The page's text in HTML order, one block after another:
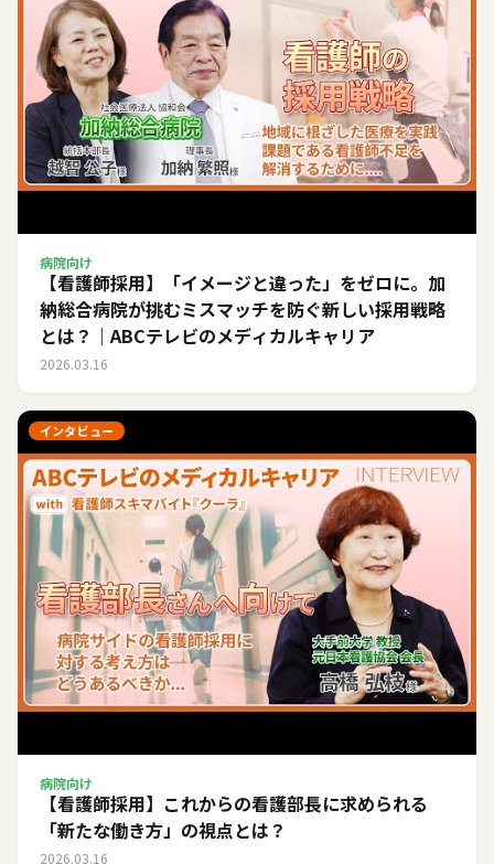
病院向け
【看護師採用】「イメージと違った」をゼロに。加
納総合病院が挑むミスマッチを防ぐ新しい採用戦略
とは？｜ABCテレビのメディカルキャリア
2026.03.16
インタビュー
病院向け
【看護師採用】これからの看護部長に求められる
「新たな働き方」の視点とは？
2026.03.16